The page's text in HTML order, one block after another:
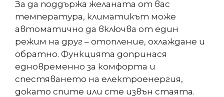
За да поддържа желаната от вас
температура, климатикът може
автоматично да включва от един
режим на друг – отопление, охлаждане и
обратно. Функцията допринася
едновременно за комфорта и
спестяването на електроенергия,
докато спите или сте извън стаята.